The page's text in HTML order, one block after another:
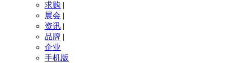
求购 |
展会 |
资讯 |
品牌 |
企业
手机版